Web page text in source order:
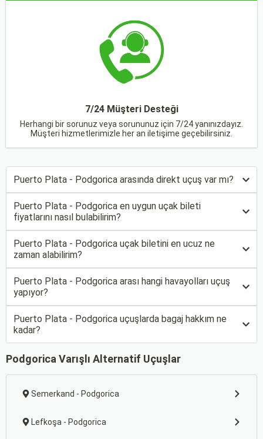
7/24 Müşteri Desteği
Herhangi bir sorunuz veya sorununuz için 7/24 yanınızdayız.
Müşteri hizmetlerimizle her an iletişime geçebilirsiniz.
Puerto Plata - Podgorica arasında direkt uçuş var mı?
Puerto Plata - Podgorica en uygun uçak bileti
fiyatlarını nasıl bulabilirim?
Puerto Plata - Podgorica uçak biletini en ucuz ne
zaman alabilirim?
Puerto Plata - Podgorica arası hangi havayolları uçuş
yapıyor?
Puerto Plata - Podgorica uçuşlarda bagaj hakkım ne
kadar?
Podgorica Varışlı Alternatif Uçuşlar
Semerkand - Podgorica
Lefkoşa - Podgorica